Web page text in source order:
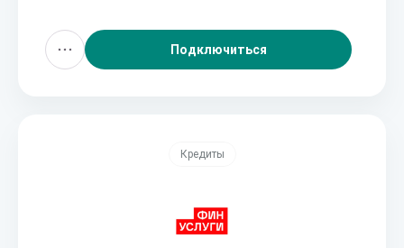
Подключиться
Кредиты